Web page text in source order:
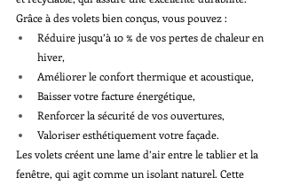
Grâce à des volets bien conçus, vous pouvez :
Réduire jusqu’à 10 % de vos pertes de chaleur en
hiver,
Améliorer le confort thermique et acoustique,
Baisser votre facture énergétique,
Renforcer la sécurité de vos ouvertures,
Valoriser esthétiquement votre façade.
Les volets créent une lame d’air entre le tablier et la
fenêtre, qui agit comme un isolant naturel. Cette